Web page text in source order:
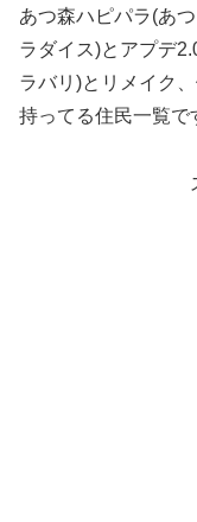
あつ森ハピパラ(あ
ラダイス)とアプデ
ラバリ)とリメイク
持ってる住民一覧で